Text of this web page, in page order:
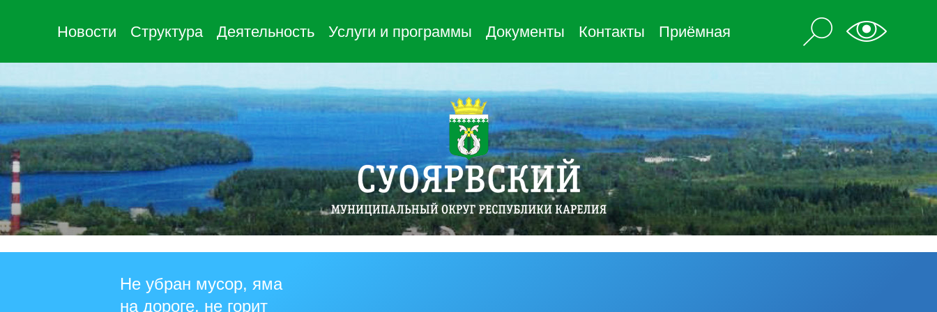
Новости Структура Деятельность Услуги и программы Документы Контакты Приёмная
Не убран мусор, яма
на дороге, не горит